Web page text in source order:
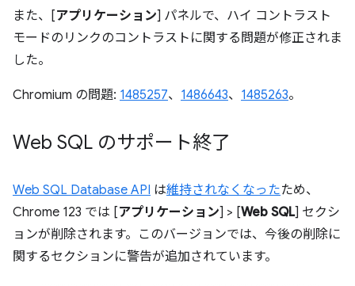
また、[アプリケーション] パネルで、ハイ コントラスト
モードのリンクのコントラストに関する問題が修正されま
した。
Chromium の問題: 1485257、 1486643、 1485263。
Web SQL のサポート終了
Web SQL Database API は維持されなくなったため、
Chrome 123 では [アプリケーション] > [Web SQL] セクシ
ョンが削除されます。このバージョンでは、今後の削除に
関するセクションに警告が追加されています。